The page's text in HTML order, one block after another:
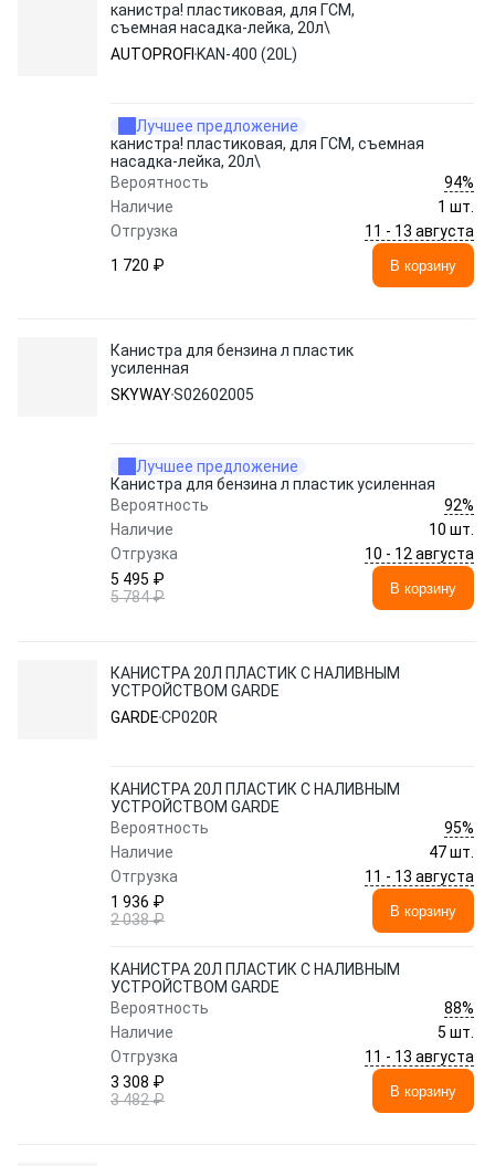
канистра! пластиковая, для ГСМ,
съемная насадка-лейка, 20л\
AUTOPROFI KAN-400 (20L)
Лучшее предложение
канистра! пластиковая, для ГСМ, съемная
насадка-лейка, 20л\
Вероятность
94%
Наличие
1 шт.
Отгрузка
11 - 13 августа
1 720 ₽
В корзину
Канистра для бензина л пластик
усиленная
SKYWAYS02602005
Лучшее предложение
Канистра для бензина л пластик усиленная
Вероятность
92%
Наличие
10 шт.
Отгрузка
10 - 12 августа
5 495 ₽
5 784 ₽
В корзину
КАНИСТРА 20Л ПЛАСТИК С НАЛИВНЫМ
УСТРОЙСТВОМ GARDE
GARDECP020R
КАНИСТРА 20Л ПЛАСТИК С НАЛИВНЫМ
УСТРОЙСТВОМ GARDE
Вероятность
95%
Наличие
47 шт.
Отгрузка
11 - 13 августа
1 936 ₽
2 038 ₽
В корзину
КАНИСТРА 20Л ПЛАСТИК С НАЛИВНЫМ
УСТРОЙСТВОМ GARDE
Вероятность
88%
Наличие
5 шт.
Отгрузка
11 - 13 августа
3 308 ₽
3 482 ₽
В корзину